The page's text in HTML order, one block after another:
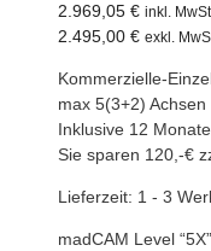
2.969,05 € inkl. MwSt.
2.495,00 € exkl.
Kommerzielle-
max 5(3+2) Achsen
Inklusive 12
Sie sparen 120,-€
Lieferzeit: 1 - 3
madCAM Level